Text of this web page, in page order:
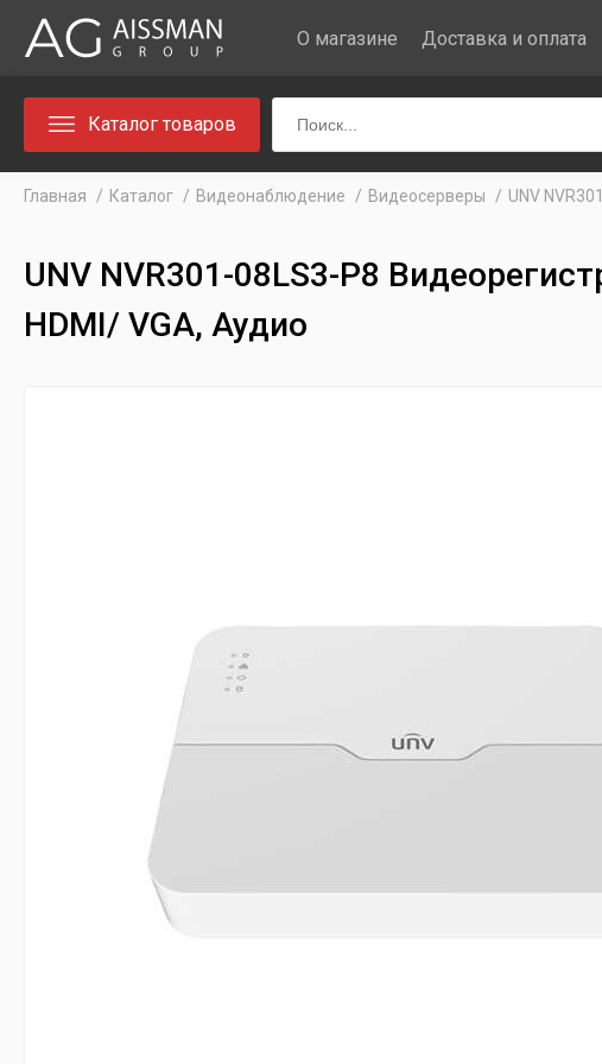
О магазине Доставка и оплата
Каталог товаров
Главная Каталог Видеонаблюдение Видеосерверы UNV
UNV NVR301-08LS3-P8
HDMI/ VGA, Аудио